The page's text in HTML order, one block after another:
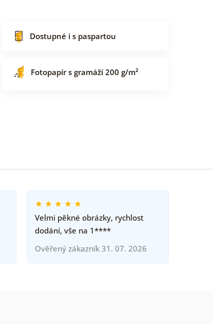
Dostupné i s paspartou
Fotopapír s gramáží 200 g/m²
Velmi pěkné obrázky, rychlost
dodání, vše na 1****
Ověřený zákazník 31. 07. 2026